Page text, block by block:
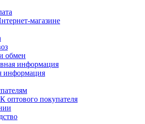
магазине
обмен
информация
информация
оптового покупателя